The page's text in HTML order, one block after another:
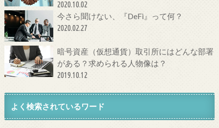
2020.10.02
今さら聞けない、『DeFi』って何？
2020.02.27
暗号資産（仮想通貨）取引所にはどんな部署
がある？求められる人物像は？
2019.10.12
よく検索されているワード